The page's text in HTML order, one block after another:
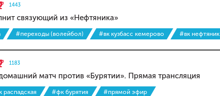
1443
связующий из «Нефтяника»
#переходы (волейбол) #вк кузбасс кемерово #вк нефтяник
1183
матч против «Бурятии». Прямая трансляция
распадская #фк бурятия #прямой эфир